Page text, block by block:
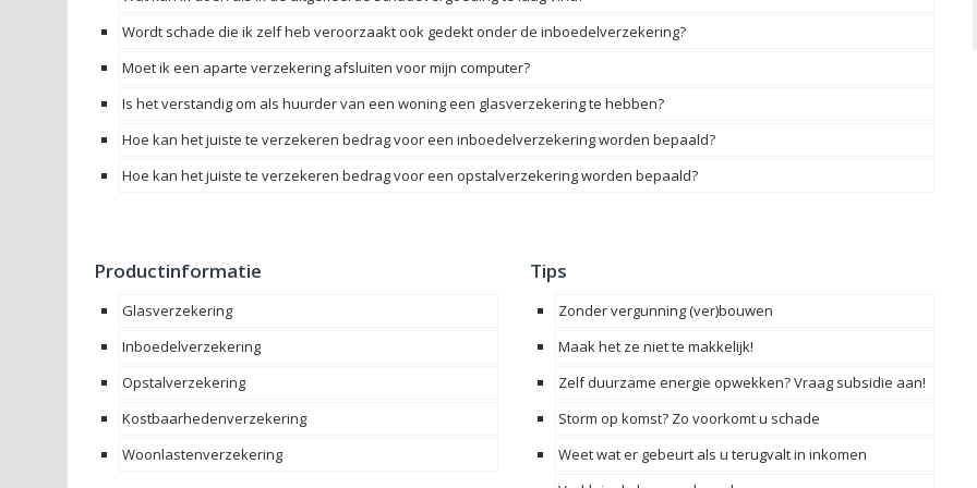
Wordt schade die ik zelf heb veroorzaakt ook gedekt onder de inboedelverzekering?
Moet ik een aparte verzekering afsluiten voor mijn computer?
Is het verstandig om als huurder van een woning een glasverzekering te hebben?
Hoe kan het juiste te verzekeren bedrag voor een inboedelverzekering worden bepaald?
Hoe kan het juiste te verzekeren bedrag voor een opstalverzekering worden bepaald?
Productinformatie
Glasverzekering
Inboedelverzekering
Opstalverzekering
Kostbaarhedenverzekering
Woonlastenverzekering
Tips
Zonder vergunning (ver)bouwen
Maak het ze niet te makkelijk!
Zelf duurzame energie opwekken? Vraag subsidie aan!
Storm op komst? Zo voorkomt u schade
Weet wat er gebeurt als u terugvalt in inkomen